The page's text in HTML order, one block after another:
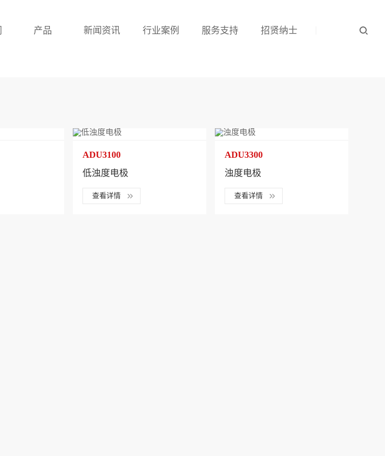
产品 新闻资讯 行业案例 服务支持 招贤纳士
ADU3100
低浊度电极
查看详情
ADU3300
浊度电极
查看详情